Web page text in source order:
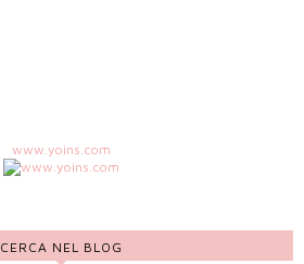
www.yoins.com
CERCA NEL BLOG